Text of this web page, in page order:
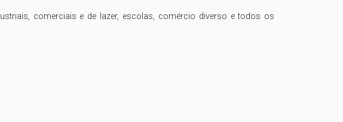
comerciais e de lazer, escolas, comércio diverso e todos os